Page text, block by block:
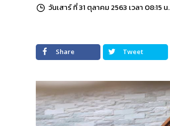
วันเสาร์ ที่ 31 ตุลาคม 2563 เวลา 08:15 น.
Share Tweet